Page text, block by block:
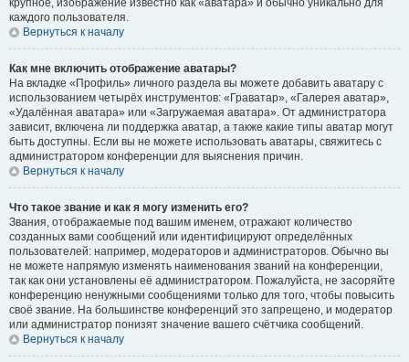
крупное, изображение известно как «аватара» и обычно уникально для
каждого пользователя.
Вернуться к началу
Как мне включить отображение аватары?
На вкладке «Профиль» личного раздела вы можете добавить аватару с
использованием четырёх инструментов: «Граватар», «Галерея аватар»,
«Удалённая аватара» или «Загружаемая аватара». От администратора
зависит, включена ли поддержка аватар, а также какие типы аватар могут
быть доступны. Если вы не можете использовать аватары, свяжитесь с
администратором конференции для выяснения причин.
Вернуться к началу
Что такое звание и как я могу изменить его?
Звания, отображаемые под вашим именем, отражают количество
созданных вами сообщений или идентифицируют определённых
пользователей: например, модераторов и администраторов. Обычно вы
не можете напрямую изменять наименования званий на конференции,
так как они установлены её администратором. Пожалуйста, не засоряйте
конференцию ненужными сообщениями только для того, чтобы повысить
своё звание. На большинстве конференций это запрещено, и модератор
или администратор понизят значение вашего счётчика сообщений.
Вернуться к началу